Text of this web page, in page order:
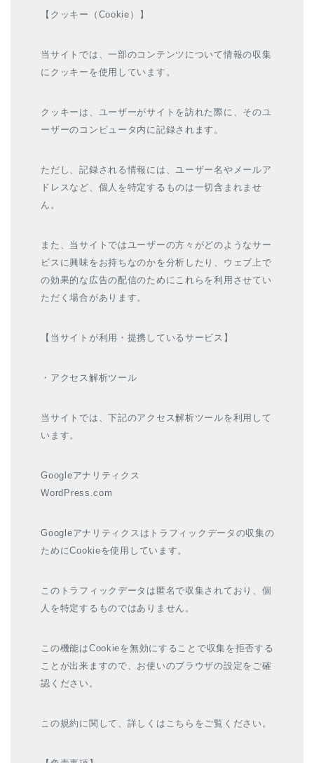
【クッキー（Cookie）】
当サイトでは、一部のコンテンツについて情報の収集
にクッキーを使用しています。
クッキーは、ユーザーがサイトを訪れた際に、そのユ
ーザーのコンピュータ内に記録されます。
ただし、記録される情報には、ユーザー名やメールア
ドレスなど、個人を特定するものは一切含まれませ
ん。
また、当サイトではユーザーの方々がどのようなサー
ビスに興味をお持ちなのかを分析したり、ウェブ上で
の効果的な広告の配信のためにこれらを利用させてい
ただく場合があります。
【当サイトが利用・提携しているサービス】
・アクセス解析ツール
当サイトでは、下記のアクセス解析ツールを利用して
います。
Googleアナリティクス
WordPress.com
Googleアナリティクスはトラフィックデータの収集の
ためにCookieを使用しています。
このトラフィックデータは匿名で収集されており、個
人を特定するものではありません。
この機能はCookieを無効にすることで収集を拒否する
ことが出来ますので、お使いのブラウザの設定をご確
認ください。
この規約に関して、詳しくはこちらをご覧ください。